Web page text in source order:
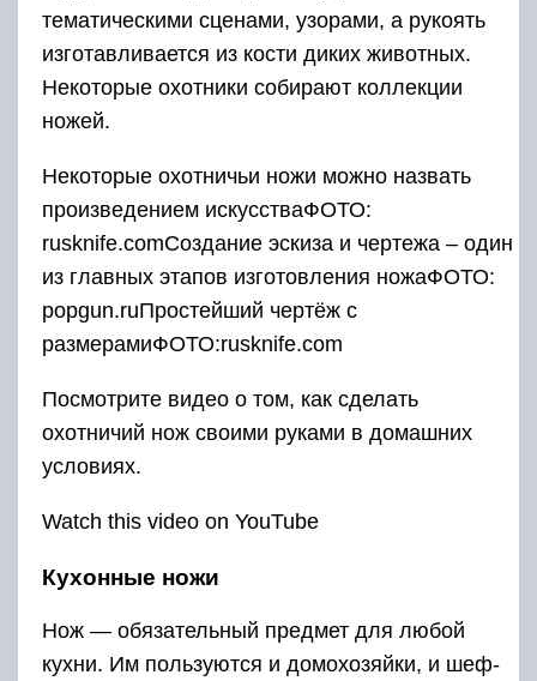
тематическими сценами, узорами, а рукоять
изготавливается из кости диких животных.
Некоторые охотники собирают коллекции
ножей.
Некоторые охотничьи ножи можно назвать
произведением искусстваФОТО:
rusknife.comСоздание эскиза и чертежа – один
из главных этапов изготовления ножаФОТО:
popgun.ruПростейший чертёж с
размерамиФОТО:rusknife.com
Посмотрите видео о том, как сделать
охотничий нож своими руками в домашних
условиях.
Watch this video on YouTube
Кухонные ножи
Нож — обязательный предмет для любой
кухни. Им пользуются и домохозяйки, и шеф-